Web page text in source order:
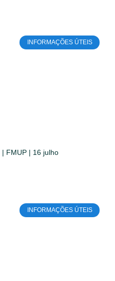
INFORMAÇÕES ÚTEIS
FMUP | 16 julho
INFORMAÇÕES ÚTEIS